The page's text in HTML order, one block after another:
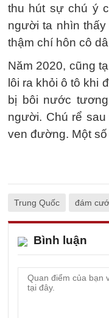
thu hút sự chú ý
người ta nhìn
thậm chí hôn cô
Năm 2020, cũng
lôi ra khỏi ô tô khi
bị bôi nước
người. Chú rể
ven đường. Một
Trung Quốc đám
Bình luận